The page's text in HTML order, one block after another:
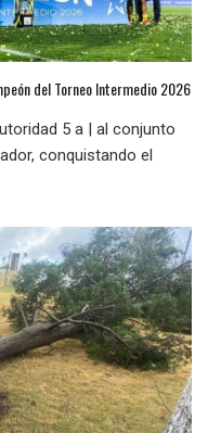
del Torneo Intermedio 2026
5 a | al conjunto
conquistando el